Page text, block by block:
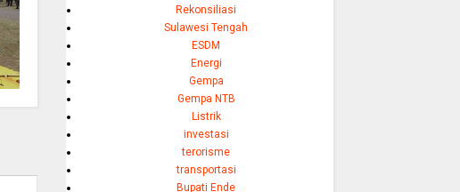
Rekonsiliasi
Sulawesi Tengah
ESDM
Energi
Gempa
Gempa NTB
Listrik
investasi
terorisme
transportasi
Bupati Ende